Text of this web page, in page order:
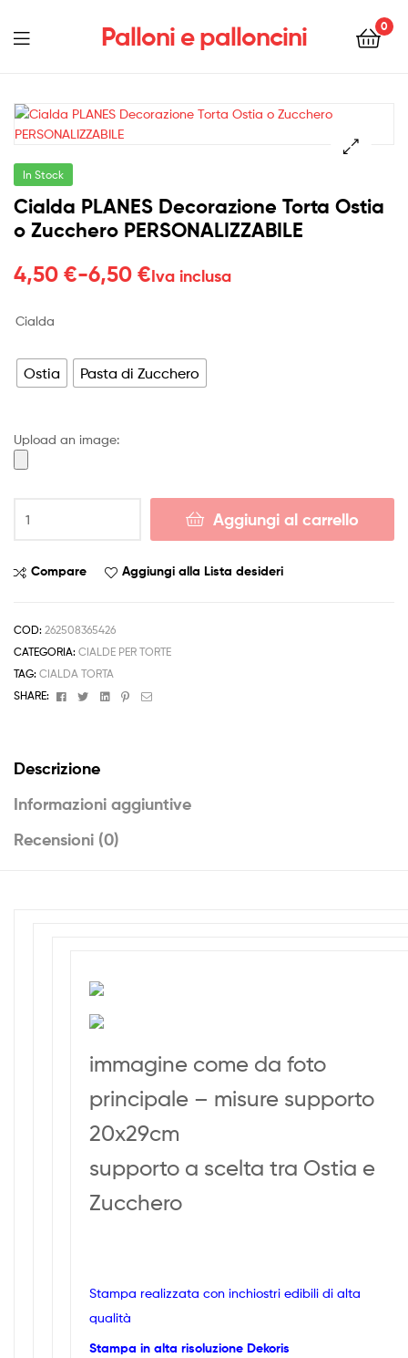
Palloni e palloncini 0
Menu
In Stock
Cialda PLANES Decorazione Torta Ostia
o Zucchero PERSONALIZZABILE
4,50 €-6,50 €
Fascia
da
a
Iva inclusa
Cialda
Ostia Pasta di Zucchero
Upload an image:
PLANES
Torta
Zucchero
PERSONALIZZABILE
quantità
Aggiungi al carrello
Compare Aggiungi alla Lista desideri
COD: 262508365426
CATEGORIA: CIALDE PER TORTE
TAG: CIALDA TORTA
SHARE:
FacebookTwitterLinkedinPinterest
Email
Descrizione
Informazioni aggiuntive
Recensioni (0)
immagine come da foto
principale – misure supporto
20x29cm
supporto a scelta tra Ostia e
Zucchero
Stampa realizzata con inchiostri edibili di alta
qualità
Stampa in alta risoluzione Dekoris